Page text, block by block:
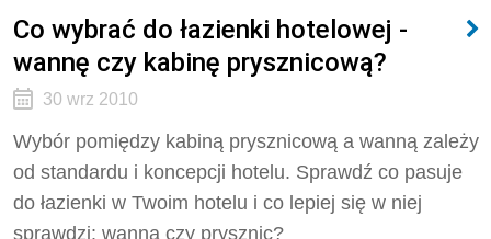
Co wybrać do łazienki hotelowej -
wannę czy kabinę prysznicową?
30 wrz 2010
Wybór pomiędzy kabiną prysznicową a wanną zależy
od standardu i koncepcji hotelu. Sprawdź co pasuje
do łazienki w Twoim hotelu i co lepiej się w niej
sprawdzi: wanna czy prysznic?